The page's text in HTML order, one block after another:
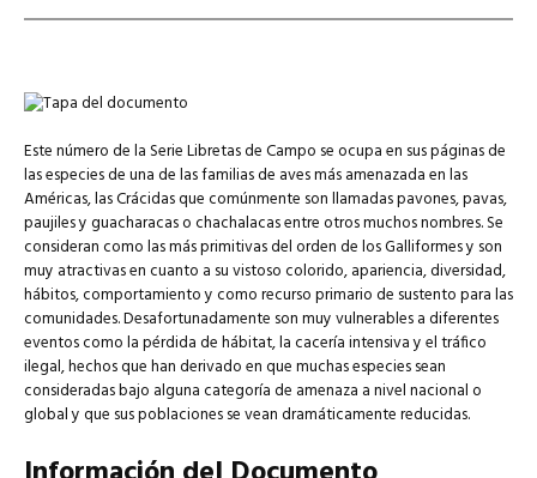
Este número de la Serie Libretas de Campo se ocupa en sus páginas de
las especies de una de las familias de aves más amenazada en las
Américas, las Crácidas que comúnmente son llamadas pavones, pavas,
paujiles y guacharacas o chachalacas entre otros muchos nombres. Se
consideran como las más primitivas del orden de los Galliformes y son
muy atractivas en cuanto a su vistoso colorido, apariencia, diversidad,
hábitos, comportamiento y como recurso primario de sustento para las
comunidades. Desafortunadamente son muy vulnerables a diferentes
eventos como la pérdida de hábitat, la cacería intensiva y el tráfico
ilegal, hechos que han derivado en que muchas especies sean
consideradas bajo alguna categoría de amenaza a nivel nacional o
global y que sus poblaciones se vean dramáticamente reducidas.